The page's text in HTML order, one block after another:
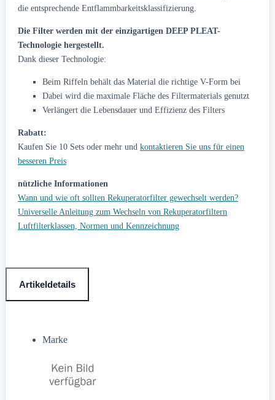
die entsprechende Entflammbarkeitsklassifizierung.
Die Filter werden mit der einzigartigen DEEP PLEAT-
Technologie hergestellt.
Dank dieser Technologie:
Beim Riffeln behält das Material die richtige V-Form bei
Dabei wird die maximale Fläche des Filtermaterials genutzt
Verlängert die Lebensdauer und Effizienz des Filters
Rabatt:
Kaufen Sie 10 Sets oder mehr und kontaktieren Sie uns für einen
besseren Preis
nützliche Informationen
Wann und wie oft sollten Rekuperatorfilter gewechselt werden?
Universelle Anleitung zum Wechseln von Rekuperatorfiltern
Luftfilterklassen, Normen und Kennzeichnung
Artikeldetails
Marke